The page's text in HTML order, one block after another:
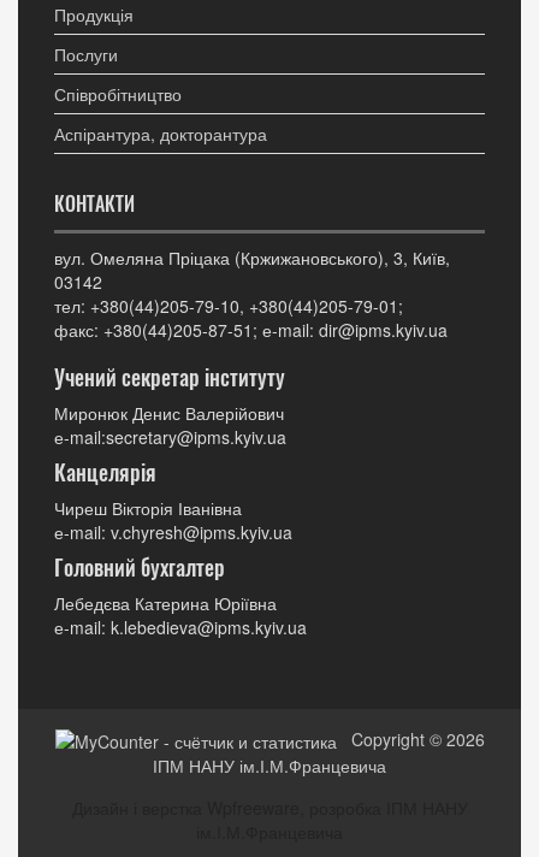
Продукція
Послуги
Співробітництво
Аспірантура, докторантура
КОНТАКТИ
вул. Омеляна Пріцака (Кржижановського), 3, Київ,
03142
тел: +380(44)205-79-10, +380(44)205-79-01;
факс: +380(44)205-87-51; е-mail: dir@ipms.kyiv.ua
Учений секретар інституту
Миронюк Денис Валерійович
е-mail:secretary@ipms.kyiv.ua
Канцелярія
Чиреш Вікторія Іванівна
е-mail: v.chyresh@ipms.kyiv.ua
Головний бухгалтер
Лебедєва Катерина Юріївна
е-mail: k.lebedieva@ipms.kyiv.ua
Copyright © 2026
ІПМ НАНУ ім.І.М.Францевича